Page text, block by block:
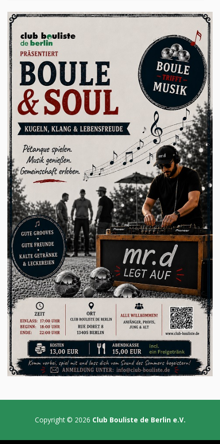
Copyright © 2026 Club Bouliste de Berlin e.V.